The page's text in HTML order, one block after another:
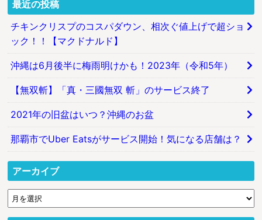
最近の投稿
チキンクリスプのコスパダウン、相次ぐ値上げで超ショ
ック！！【マクドナルド】
沖縄は6月後半に梅雨明けかも！2023年（令和5年）
【無双斬】「真・三國無双 斬」のサービス終了
2021年の旧盆はいつ？沖縄のお盆
那覇市でUber Eatsがサービス開始！気になる店舗は？
アーカイブ